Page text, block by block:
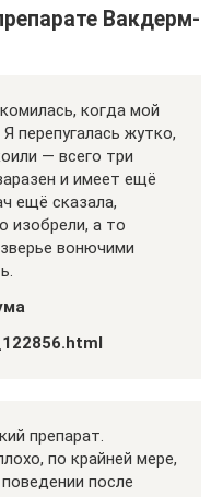
Вакдерм-
когда мой
перепугалась жутко,
— всего три
и имеет ещё
ещё сказала,
изобрели, а то
вонючими
препарат.
по крайней мере,
после